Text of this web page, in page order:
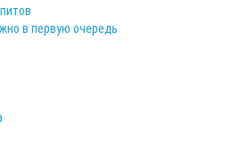
в первую очередь